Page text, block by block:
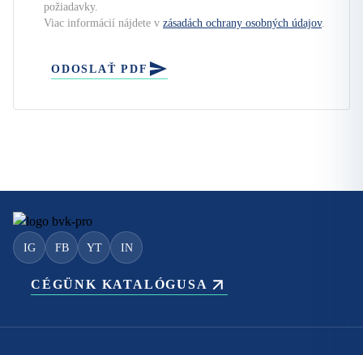
požiadavky.
Viac informácií nájdete v zásadách ochrany osobných údajov.
ODOSLAŤ PDF
IG FB YT IN
CÉGÜNK KATALÓGUSA